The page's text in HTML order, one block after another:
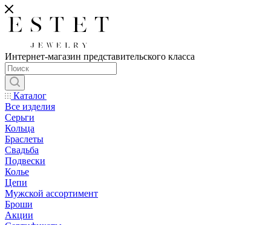
Интернет-магазин представительского класса
Каталог
Все изделия
Серьги
Кольца
Браслеты
Свадьба
Подвески
Колье
Цепи
Мужской ассортимент
Броши
Акции